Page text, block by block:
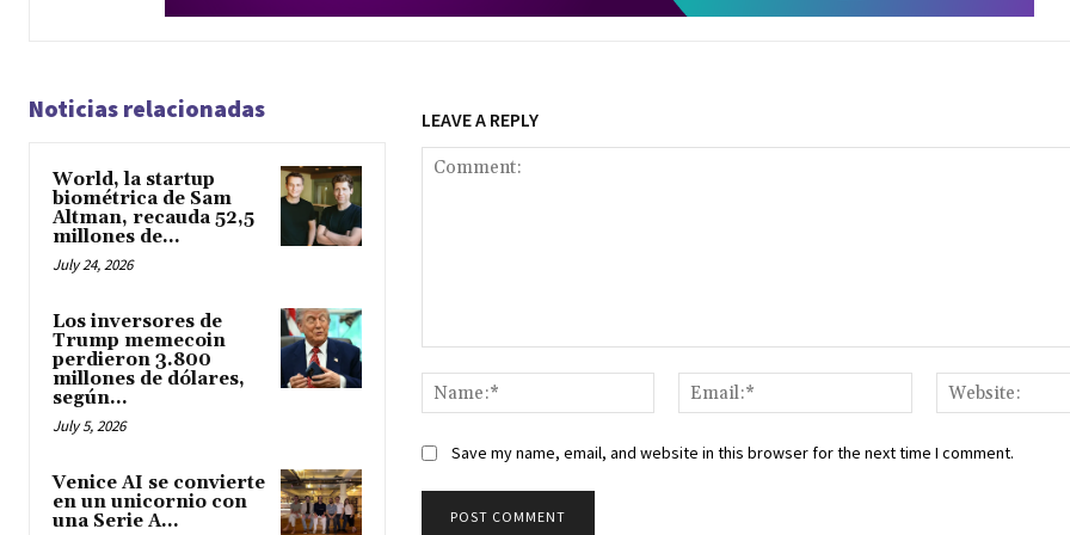
Noticias relacionadas
World, la startup
biométrica de Sam
Altman, recauda 52,5
millones de...
July 24, 2026
Los inversores de
Trump memecoin
perdieron 3.800
millones de dólares,
según...
July 5, 2026
Venice AI se convierte
en un unicornio con
una Serie A...
LEAVE A REPLY
Name:*
Email:*
Save my name, email, and website in this browser for the next time I comment.